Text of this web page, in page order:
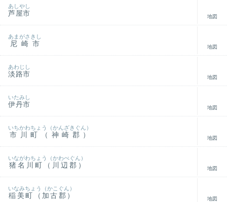
芦屋市
あしやし
地図
尼崎市
あまがさきし
地図
淡路市
あわじし
地図
伊丹市
いたみし
地図
市川町（神崎郡）
いちかわちょう（かんざきぐん）
地図
猪名川町（川辺郡）
いながわちょう（かわべぐん）
地図
稲美町（加古郡）
いなみちょう（かこぐん）
地図